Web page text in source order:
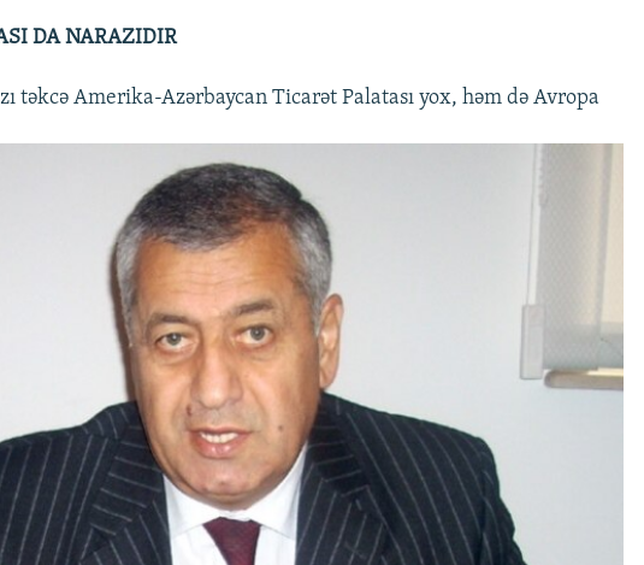
DA NARAZIDIR
təkcə Amerika-Azərbaycan Ticarət Palatası yox, həm də Avropa